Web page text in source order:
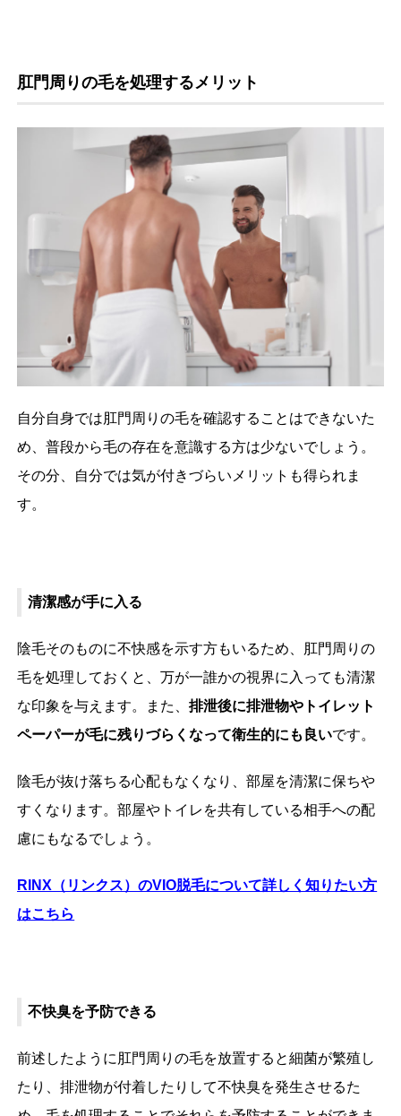
肛門周りの毛を処理するメリット
自分自身では肛門周りの毛を確認することはできないた
め、普段から毛の存在を意識する方は少ないでしょう。
その分、自分では気が付きづらいメリットも得られま
す。
清潔感が手に入る
陰毛そのものに不快感を示す方もいるため、肛門周りの
毛を処理しておくと、万が一誰かの視界に入っても清潔
な印象を与えます。また、排泄後に排泄物やトイレット
ペーパーが毛に残りづらくなって衛生的にも良いです。
陰毛が抜け落ちる心配もなくなり、部屋を清潔に保ちや
すくなります。部屋やトイレを共有している相手への配
慮にもなるでしょう。
RINX （リンクス）のVIO脱毛について詳しく知りたい方
はこちら
不快臭を予防できる
前述したように肛門周りの毛を放置すると細菌が繁殖し
たり、排泄物が付着したりして不快臭を発生させるた